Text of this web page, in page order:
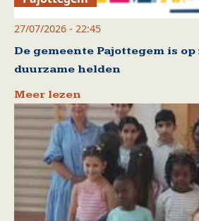
27/07/2026 - 22:45
De gemeente Pajottegem is op
duurzame helden
Meer lezen